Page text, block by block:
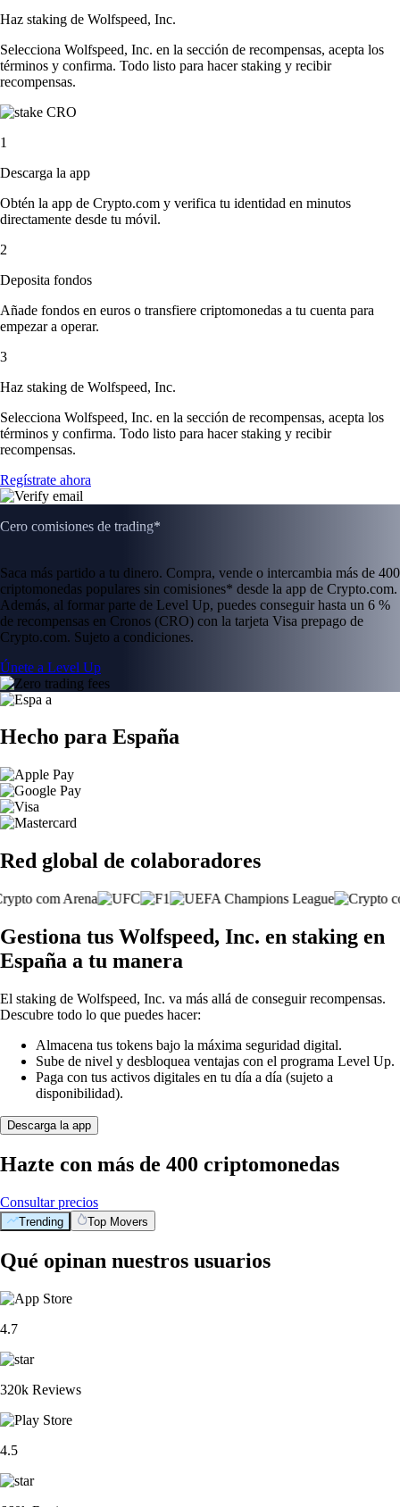
Haz staking de Wolfspeed, Inc.
Selecciona Wolfspeed, Inc. en la sección de recompensas, acepta los
términos y confirma. Todo listo para hacer staking y recibir
recompensas.
1
Descarga la app
Obtén la app de Crypto.com y verifica tu identidad en minutos
directamente desde tu móvil.
2
Deposita fondos
Añade fondos en euros o transfiere criptomonedas a tu cuenta para
empezar a operar.
3
Haz staking de Wolfspeed, Inc.
Selecciona Wolfspeed, Inc. en la sección de recompensas, acepta los
términos y confirma. Todo listo para hacer staking y recibir
recompensas.
Regístrate ahora
Cero comisiones de trading*
Saca más partido a tu dinero. Compra, vende o intercambia más de 400
criptomonedas populares sin comisiones* desde la app de Crypto.com.
Además, al formar parte de Level Up, puedes conseguir hasta un 6 %
de recompensas en Cronos (CRO) con la tarjeta Visa prepago de
Crypto.com. Sujeto a condiciones.
Únete a Level Up
Hecho para España
Red global de colaboradores
Gestiona tus Wolfspeed, Inc. en staking en
España a tu manera
El staking de Wolfspeed, Inc. va más allá de conseguir recompensas.
Descubre todo lo que puedes hacer:
Almacena tus tokens bajo la máxima seguridad digital.
Sube de nivel y desbloquea ventajas con el programa Level Up.
Paga con tus activos digitales en tu día a día (sujeto a
disponibilidad).
Descarga la app
Hazte con más de 400 criptomonedas
Consultar precios
Trending Top Movers
Qué opinan nuestros usuarios
4.7
320k Reviews
4.5